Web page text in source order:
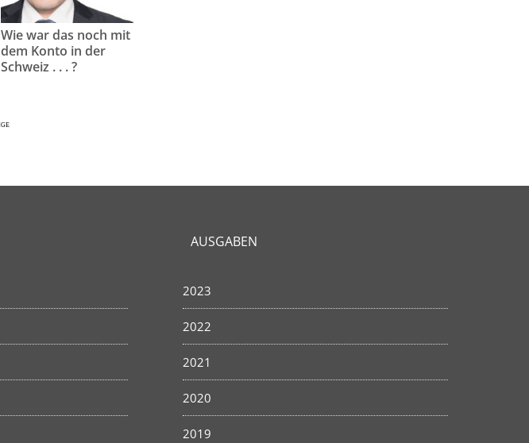
Wie war das noch mit
dem Konto in der
Schweiz . . . ?
AUSGABEN
2023
2022
2021
2020
2019